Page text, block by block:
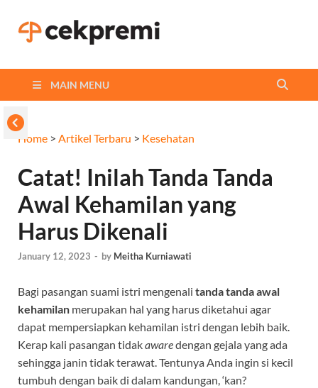
MAIN MENU
Home > Artikel Terbaru > Kesehatan
Catat! Inilah Tanda Tanda
Awal Kehamilan yang
Harus Dikenali
January 12, 2023 - by Meitha Kurniawati
Bagi pasangan suami istri mengenali tanda tanda awal
kehamilan merupakan hal yang harus diketahui agar
dapat mempersiapkan kehamilan istri dengan lebih baik.
Kerap kali pasangan tidakawaredengan gejala yang ada
sehingga janin tidak terawat. Tentunya Anda ingin si kecil
tumbuh dengan baik di dalam kandungan, ‘kan?